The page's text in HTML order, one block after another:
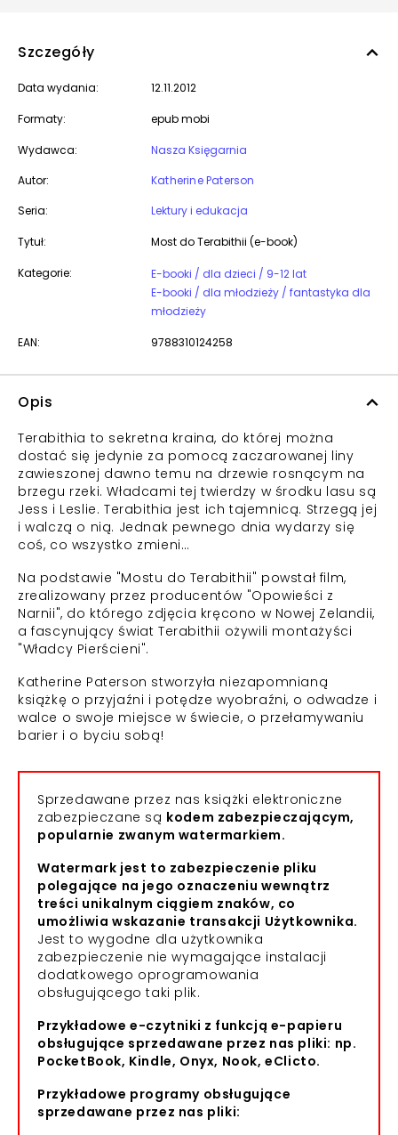
Szczegóły
Data wydania: 12.11.2012
Formaty: epub mobi
Wydawca:
Nasza Księgarnia
Autor:
Katherine Paterson
Seria:
Lektury i edukacja
Tytuł: Most do Terabithii (e-book)
Kategorie:
E-booki / dla dzieci / 9-12 lat
E-booki / dla młodzieży / fantastyka dla
młodzieży
EAN: 9788310124258
Opis
Terabithia to sekretna kraina, do której można
dostać się jedynie za pomocą zaczarowanej liny
zawieszonej dawno temu na drzewie rosnącym na
brzegu rzeki. Władcami tej twierdzy w środku lasu są
Jess i Leslie. Terabithia jest ich tajemnicą. Strzegą jej
i walczą o nią. Jednak pewnego dnia wydarzy się
coś, co wszystko zmieni…
Na podstawie "Mostu do Terabithii" powstał film,
zrealizowany przez producentów "Opowieści z
Narnii", do którego zdjęcia kręcono w Nowej Zelandii,
a fascynujący świat Terabithii ożywili montażyści
"Władcy Pierścieni".
Katherine Paterson stworzyła niezapomnianą
książkę o przyjaźni i potędze wyobraźni, o odwadze i
walce o swoje miejsce w świecie, o przełamywaniu
barier i o byciu sobą!
Sprzedawane przez nas książki elektroniczne
zabezpieczane są kodem zabezpieczającym,
popularnie zwanym watermarkiem.
Watermark jest to zabezpieczenie pliku
polegające na jego oznaczeniu wewnątrz
treści unikalnym ciągiem znaków, co
umożliwia wskazanie transakcji Użytkownika.
Jest to wygodne dla użytkownika
zabezpieczenie nie wymagające instalacji
dodatkowego oprogramowania
obsługującego taki plik.
Przykładowe e-czytniki z funkcją e-papieru
obsługujące sprzedawane przez nas pliki: np.
PocketBook, Kindle, Onyx, Nook, eClicto.
Przykładowe programy obsługujące
sprzedawane przez nas pliki: